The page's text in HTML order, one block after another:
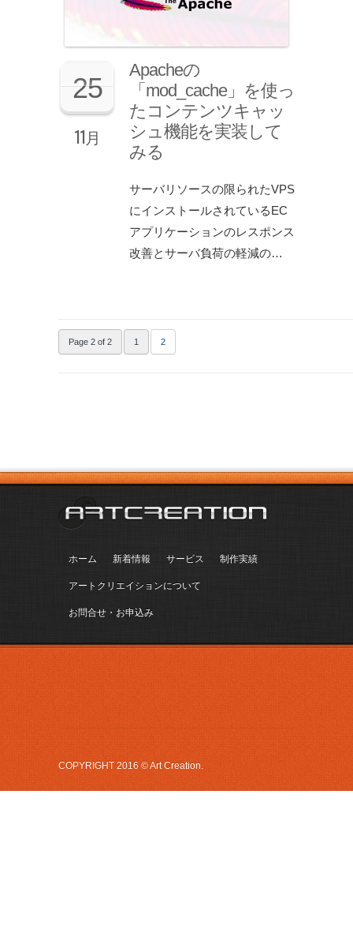
25
11月
Apacheの
「mod_cache」を使っ
たコンテンツキャッ
シュ機能を実装して
みる
サーバリソースの限られたVPS
にインストールされているEC
アプリケーションのレスポンス
改善とサーバ負荷の軽減の…
Page 2 of 2 1 2
ホーム 新着情報 サービス 制作実績
アートクリエイションについて
お問合せ・お申込み
COPYRIGHT 2016 © Art Creation.